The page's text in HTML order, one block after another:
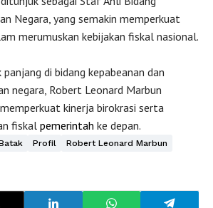
Negara, yang semakin memperkuat
merumuskan kebijakan fiskal nasional.
di bidang kepabeanan dan
negara, Robert Leonard Marbun
kinerja birokrasi serta
fiskal pemerintah ke depan.
Profil
Robert Leonard Marbun